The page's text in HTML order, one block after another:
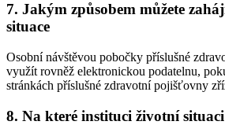
7. Jakým způsobem můžete
situace
Osobní návštěvou pobočky příslušné
využít rovněž elektronickou podatelnu,
stránkách příslušné zdravotní pojišťovny
8. Na které instituci životní